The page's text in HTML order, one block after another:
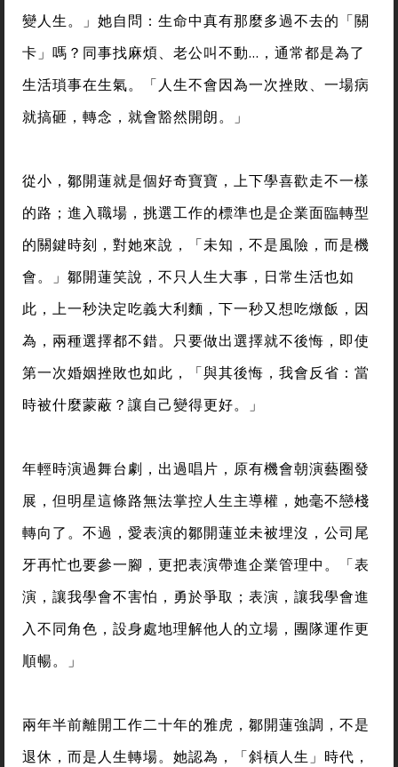
變人生。」她自問：生命中真有那麼多過不去的「關
卡」嗎？同事找麻煩、老公叫不動…，通常都是為了
生活瑣事在生氣。「人生不會因為一次挫敗、一場病
就搞砸，轉念，就會豁然開朗。」
從小，鄒開蓮就是個好奇寶寶，上下學喜歡走不一樣
的路；進入職場，挑選工作的標準也是企業面臨轉型
的關鍵時刻，對她來說，「未知，不是風險，而是機
會。」鄒開蓮笑說，不只人生大事，日常生活也如
此，上一秒決定吃義大利麵，下一秒又想吃燉飯，因
為，兩種選擇都不錯。只要做出選擇就不後悔，即使
第一次婚姻挫敗也如此，「與其後悔，我會反省：當
時被什麼蒙蔽？讓自己變得更好。」
年輕時演過舞台劇，出過唱片，原有機會朝演藝圈發
展，但明星這條路無法掌控人生主導權，她毫不戀棧
轉向了。不過，愛表演的鄒開蓮並未被埋沒，公司尾
牙再忙也要參一腳，更把表演帶進企業管理中。「表
演，讓我學會不害怕，勇於爭取；表演，讓我學會進
入不同角色，設身處地理解他人的立場，團隊運作更
順暢。」
兩年半前離開工作二十年的雅虎，鄒開蓮強調，不是
退休，而是人生轉場。她認為，「斜槓人生」時代，